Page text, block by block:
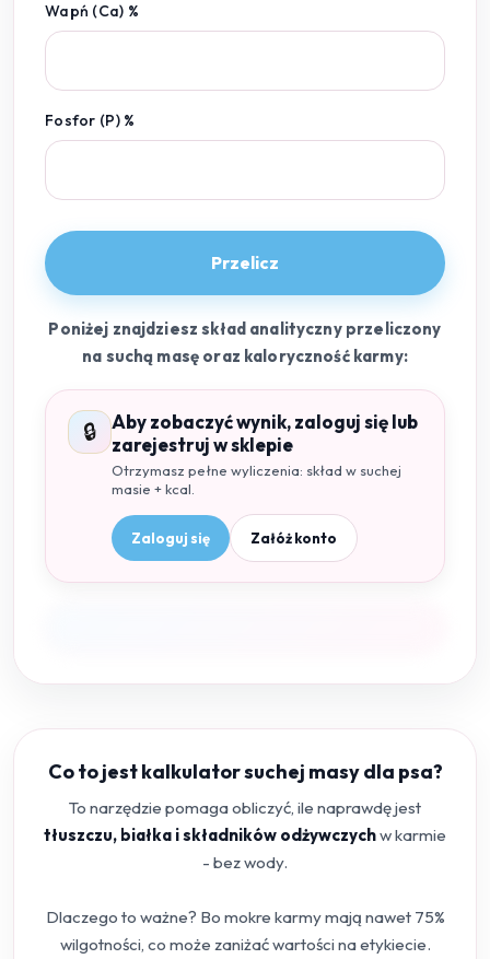
Wapń (Ca) %
Fosfor (P) %
Przelicz
Poniżej znajdziesz skład analityczny przeliczony
na suchą masę oraz kaloryczność karmy:
🔒
Aby zobaczyć wynik, zaloguj się lub
zarejestruj w sklepie
Otrzymasz pełne wyliczenia: skład w suchej
masie + kcal.
Zaloguj się Załóż konto
Co to jest kalkulator suchej masy dla psa?
To narzędzie pomaga obliczyć, ile naprawdę jest
tłuszczu, białka i składników odżywczychw karmie
- bez wody.
Dlaczego to ważne? Bo mokre karmy mają nawet 75%
wilgotności, co może zaniżać wartości na etykiecie.